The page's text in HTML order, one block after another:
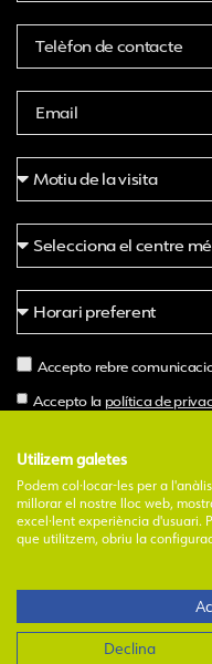
Accepto rebre
Accepto la política de
Alternative:
Utilizem galetes
Podem col·locar-les per a
millorar el nostre lloc web,
excel·lent experiència d'usuari.
que utilitzem, obriu la
Declina